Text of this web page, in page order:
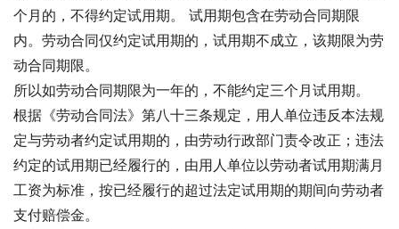
个月的，不得约定试用期。 试用期包含在劳动合同期限
内。劳动合同仅约定试用期的，试用期不成立，该期限为劳
动合同期限。
所以如劳动合同期限为一年的，不能约定三个月试用期。
根据《劳动合同法》第八十三条规定，用人单位违反本法规
定与劳动者约定试用期的，由劳动行政部门责令改正；违法
约定的试用期已经履行的，由用人单位以劳动者试用期满月
工资为标准，按已经履行的超过法定试用期的期间向劳动者
支付赔偿金。